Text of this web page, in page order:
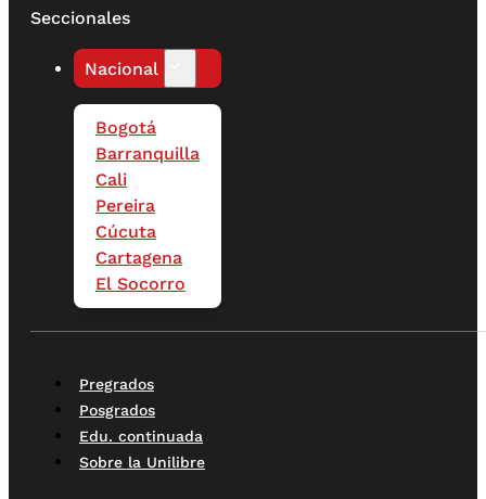
Seccionales
Nacional
Bogotá
Barranquilla
Cali
Pereira
Cúcuta
Cartagena
El Socorro
Pregrados
Posgrados
Edu. continuada
Sobre la Unilibre